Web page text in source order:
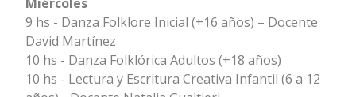
9 hs - Danza Folklore Inicial (+16 años) – Docente
David Martínez
10 hs - Danza Folklórica Adultos (+18 años)
10 hs - Lectura y Escritura Creativa Infantil (6 a 12